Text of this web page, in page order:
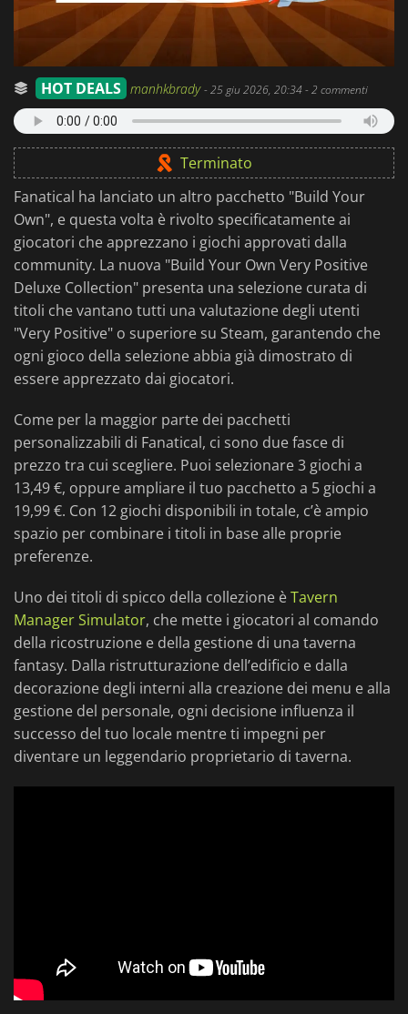
HOT DEALS manhkbrady-25 giu 2026, 20:34- 2 commenti
Terminato
Fanatical ha lanciato un altro pacchetto "Build Your
Own", e questa volta è rivolto specificatamente ai
giocatori che apprezzano i giochi approvati dalla
community. La nuova "Build Your Own Very Positive
Deluxe Collection" presenta una selezione curata di
titoli che vantano tutti una valutazione degli utenti
"Very Positive" o superiore su Steam, garantendo che
ogni gioco della selezione abbia già dimostrato di
essere apprezzato dai giocatori.
Come per la maggior parte dei pacchetti
personalizzabili di Fanatical, ci sono due fasce di
prezzo tra cui scegliere. Puoi selezionare 3 giochi a
13,49 €, oppure ampliare il tuo pacchetto a 5 giochi a
19,99 €. Con 12 giochi disponibili in totale, c’è ampio
spazio per combinare i titoli in base alle proprie
preferenze.
Uno dei titoli di spicco della collezione èTavern
Manager Simulator, che mette i giocatori al comando
della ricostruzione e della gestione di una taverna
fantasy. Dalla ristrutturazione dell’edificio e dalla
decorazione degli interni alla creazione dei menu e alla
gestione del personale, ogni decisione influenza il
successo del tuo locale mentre ti impegni per
diventare un leggendario proprietario di taverna.